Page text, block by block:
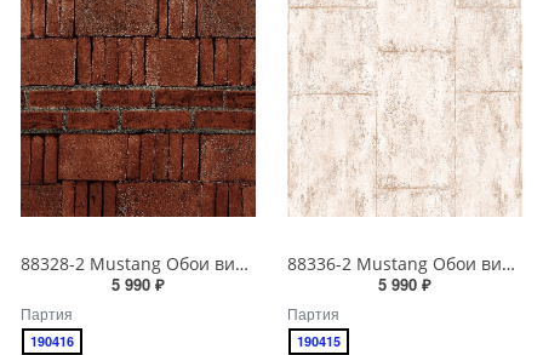
88328-2 Mustang Обои виниловые на бумажной основе 1.06*15.6
5 990 ₽
Партия
190416
88336-2 Mustang Обои виниловые на бумажной основе 1.06*15.6
5 990 ₽
Партия
190415